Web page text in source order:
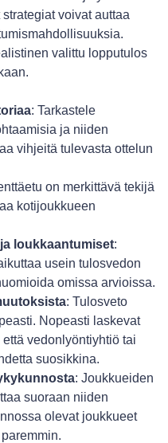
voivat auttaa
valittu lopputulos
: Tarkastele
ja niiden
vihjeitä tulevasta ottelun
on merkittävä tekijä
kotijoukkueen
loukkaantumiset:
usein tulosvedon
omissa arvioissa.
: Tulosveto
Nopeasti laskevat
vedonlyöntiyhtiö tai
suosikkina.
: Joukkueiden
suoraan niiden
olevat joukkueet